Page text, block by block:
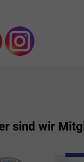
sind wir